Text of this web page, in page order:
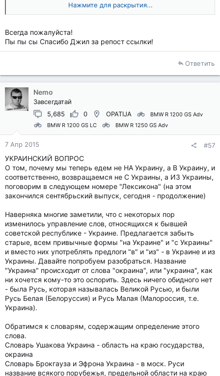
Нажмите для раскрытия...
Всегда пожалуйста!
Пы пы сы Спасибо Джил за репост ссылки!
Ответить
Nemo
Завсегдатай
5,685
0 OPATIJA
BMW R 1200 GS Adv
BMW R 1200 GS LC
BMW R 1250 GS Adv
7 Апр 2015 #57
УКРАИНСКИЙ ВОПРОС
О том, почему мы теперь едем не НА Украину, а В Украину, и
соответственно, возвращаемся не С Украины, а ИЗ Украины,
поговорим в следующем номере "Лексикона" (на этом
закончился сентябрьский выпуск, сегодня - продолжение)
Наверняка многие заметили, что с некоторых пор
изменилось управление слов, относящихся к бывшей
советской республике - Украине. Предлагается забыть
старые, всем привычные формы "на Украине" и "с Украины"
и вместо них употреблять предлоги "в" и "из" - в Украине и из
Украины. Давайте попробуем разобраться. Название
"Украина" происходит от слова "окраина", или "украина", как
ни хочется кому-то это оспорить. Здесь ничего обидного нет
- была Русь, которая называлась Великой Русью, и были
Русь Белая (Белоруссия) и Русь Малая (Малороссия, т.е.
Украина).
Обратимся к словарям, содержащим определение этого
слова.
Словарь Ушакова Украина - область на краю государства,
окраина
Словарь Брокгауза и Эфрона Украина - в моск. Руси
название всякого порубежья, предельной области на краю